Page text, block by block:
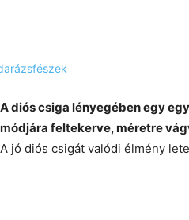
A diós csiga lényegében egy
módjára feltekerve, méretre
A jó diós csigát valódi élmény